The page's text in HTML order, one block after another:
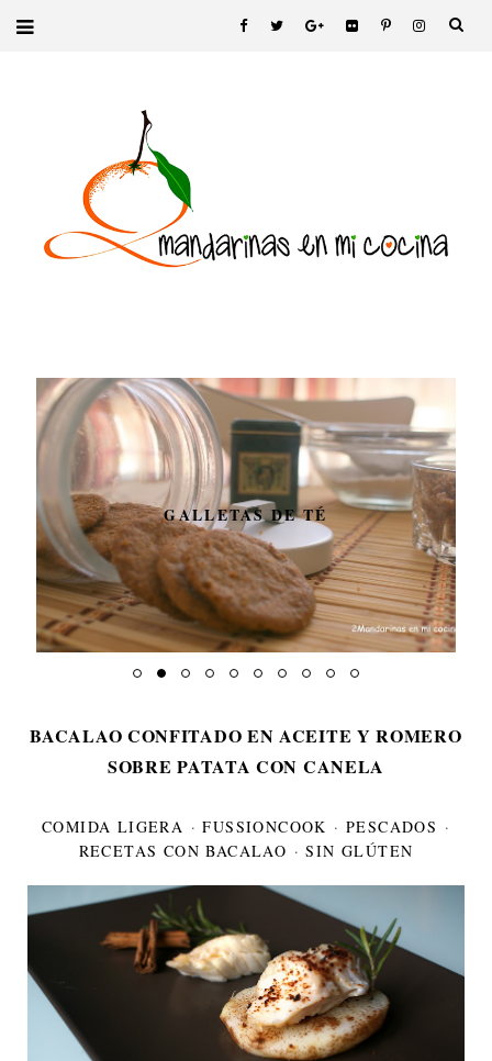
GALLETAS DE TÉ
BACALAO CONFITADO EN ACEITE Y ROMERO
SOBRE PATATA CON CANELA
COMIDA LIGERA ·FUSSIONCOOK · PESCADOS ·
RECETAS CON BACALAO ·SIN GLÚTEN